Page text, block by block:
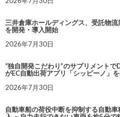
三井倉庫ホールディングス、受託物流
を開発・導入開始
2026年7月30日
“独自開発こだわり”のサプリメントで
がEC自動出荷アプリ「シッピーノ」
2026年7月30日
自動車船の荷役中断を抑制する自動